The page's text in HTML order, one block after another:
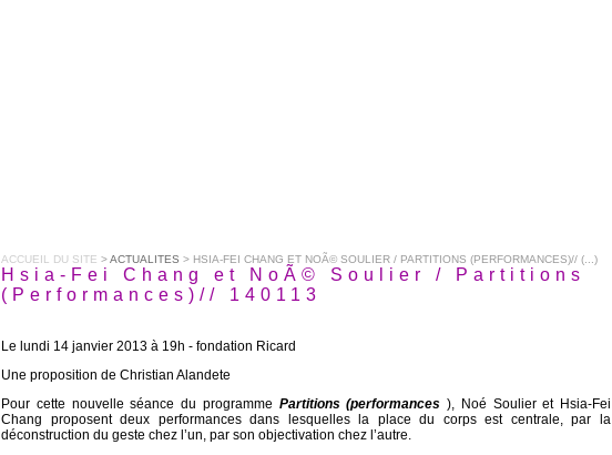
ACCUEIL DU SITE >ACTUALITES > HSIA-FEI CHANG ET NOÃ© SOULIER / PARTITIONS (PERFORMANCES)// (...)
Hsia-Fei Chang et NoÃ© Soulier / Partitions
(Performances)// 140113
Le lundi 14 janvier 2013 à 19h - fondation Ricard
Une proposition de Christian Alandete
Pour cette nouvelle séance du programme Partitions (performances ), Noé Soulier et Hsia-Fei
Chang proposent deux performances dans lesquelles la place du corps est centrale, par la
déconstruction du geste chez l’un, par son objectivation chez l’autre.